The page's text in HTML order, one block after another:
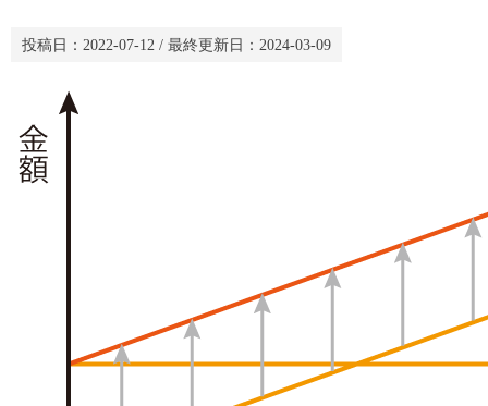
投稿日： 2022-07-12 / 最終更新日： 2024-03-09